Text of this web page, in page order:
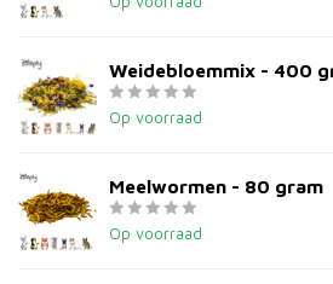
Weidebloemmix - 400
Op voorraad
Meelwormen - 80 gram
Op voorraad